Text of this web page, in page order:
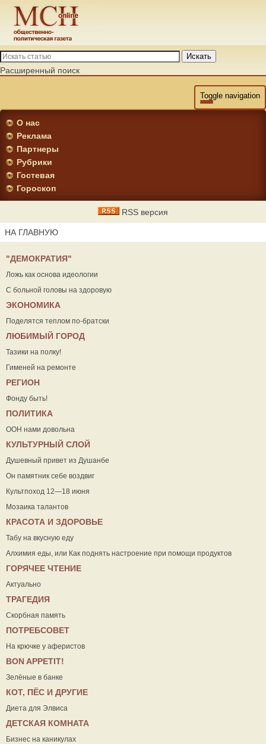
Искать
Расширенный поиск
Toggle navigation
О нас
Реклама
Партнеры
Рубрики
Гостевая
Гороскоп
RSS версия
НА ГЛАВНУЮ
"ДЕМОКРАТИЯ"
Ложь как основа идеологии
С больной головы на здоровую
ЭКОНОМИКА
Поделятся теплом по-братски
ЛЮБИМЫЙ ГОРОД
Тазики на полку!
Гименей на ремонте
РЕГИОН
Фонду быть!
ПОЛИТИКА
ООН нами довольна
КУЛЬТУРНЫЙ СЛОЙ
Душевный привет из Душанбе
Он памятник себе воздвиг
Культпоход 12—18 июня
Мозаика талантов
КРАСОТА И ЗДОРОВЬЕ
Табу на вкусную еду
Алхимия еды, или Как поднять настроение при помощи продуктов
ГОРЯЧЕЕ ЧТЕНИЕ
Актуально
ТРАГЕДИЯ
Скорбная память
ПОТРЕБСОВЕТ
На крючке у аферистов
ВON APPETIT!
Зелёные в банке
КОТ, ПЁС И ДРУГИЕ
Диета для Элвиса
ДЕТСКАЯ КОМНАТА
Бизнес на каникулах